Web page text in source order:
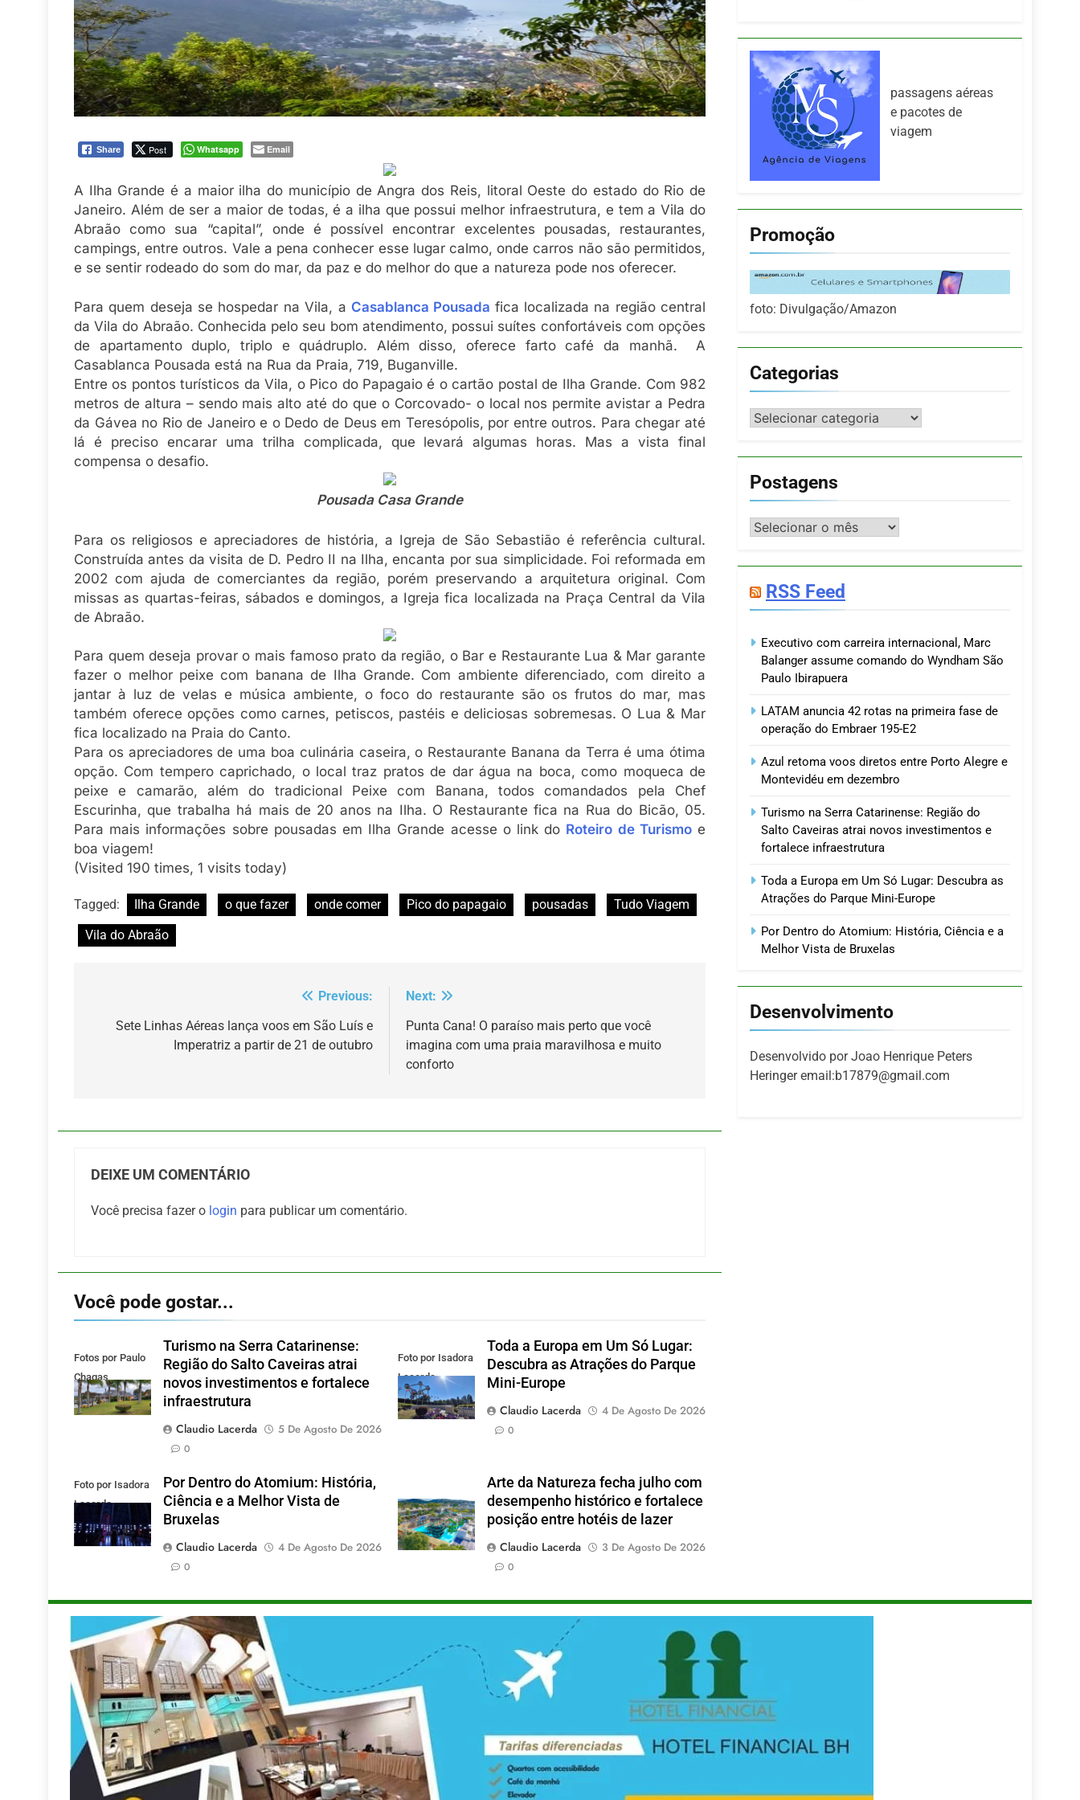
Share Post Whatsapp Email
A Ilha Grande é a maior ilha do município de Angra dos Reis, litoral Oeste do estado do Rio de
Janeiro. Além de ser a maior de todas, é a ilha que possui melhor infraestrutura, e tem a Vila do
Abraão como sua “capital”, onde é possível encontrar excelentes pousadas, restaurantes,
campings, entre outros. Vale a pena conhecer esse lugar calmo, onde carros não são permitidos,
e se sentir rodeado do som do mar, da paz e do melhor do que a natureza pode nos oferecer.
Para quem deseja se hospedar na Vila, a Casablanca Pousada fica localizada na região central
da Vila do Abraão. Conhecida pelo seu bom atendimento, possui suítes confortáveis com opções
de apartamento duplo, triplo e quádruplo. Além disso, oferece farto café da manhã. A
Casablanca Pousada está na Rua da Praia, 719, Buganville.
Entre os pontos turísticos da Vila, o Pico do Papagaio é o cartão postal de Ilha Grande. Com 982
metros de altura – sendo mais alto até do que o Corcovado- o local nos permite avistar a Pedra
da Gávea no Rio de Janeiro e o Dedo de Deus em Teresópolis, por entre outros. Para chegar até
lá é preciso encarar uma trilha complicada, que levará algumas horas. Mas a vista final
compensa o desafio.
Pousada Casa Grande
Para os religiosos e apreciadores de história, a Igreja de São Sebastião é referência cultural.
Construída antes da visita de D. Pedro II na Ilha, encanta por sua simplicidade. Foi reformada em
2002 com ajuda de comerciantes da região, porém preservando a arquitetura original. Com
missas as quartas-feiras, sábados e domingos, a Igreja fica localizada na Praça Central da Vila
de Abraão.
Para quem deseja provar o mais famoso prato da região, o Bar e Restaurante Lua & Mar garante
fazer o melhor peixe com banana de Ilha Grande. Com ambiente diferenciado, com direito a
jantar à luz de velas e música ambiente, o foco do restaurante são os frutos do mar, mas
também oferece opções como carnes, petiscos, pastéis e deliciosas sobremesas. O Lua & Mar
fica localizado na Praia do Canto.
Para os apreciadores de uma boa culinária caseira, o Restaurante Banana da Terra é uma ótima
opção. Com tempero caprichado, o local traz pratos de dar água na boca, como moqueca de
peixe e camarão, além do tradicional Peixe com Banana, todos comandados pela Chef
Escurinha, que trabalha há mais de 20 anos na Ilha. O Restaurante fica na Rua do Bicão, 05.
Para mais informações sobre pousadas em Ilha Grande acesse o link do Roteiro de Turismoe
boa viagem!
(Visited 190 times, 1 visits today)
Tagged: Ilha Grande o que fazer onde comer Pico do papagaio pousadas
Tudo Viagem
Vila do Abraão
Previous:
Sete Linhas Aéreas lança voos em São Luís e
Imperatriz a partir de 21 de outubro
Next:
Punta Cana! O paraíso mais perto que você
imagina com uma praia maravilhosa e muito
conforto
DEIXE UM COMENTÁRIO
Você precisa fazer o login para publicar um comentário.
Você pode gostar...
Fotos por Paulo
Chagas
Turismo na Serra Catarinense:
Região do Salto Caveiras atrai
novos investimentos e fortalece
infraestrutura
Claudio Lacerda
5 De Agosto De 2026
0
Foto por Isadora
Lacerda
Toda a Europa em Um Só Lugar:
Descubra as Atrações do Parque
Mini-Europe
Claudio Lacerda
4 De Agosto De 2026
0
Foto por Isadora
Lacerda
Por Dentro do Atomium: História,
Ciência e a Melhor Vista de
Bruxelas
Claudio Lacerda
4 De Agosto De 2026
0
Arte da Natureza fecha julho com
desempenho histórico e fortalece
posição entre hotéis de lazer
Claudio Lacerda
3 De Agosto De 2026
0
passagens aéreas
e pacotes de
viagem
Promoção
foto: Divulgação/Amazon
Categorias
Categorias
Postagens
Postagens
RSS Feed
Executivo com carreira internacional, Marc
Balanger assume comando do Wyndham São
Paulo Ibirapuera
LATAM anuncia 42 rotas na primeira fase de
operação do Embraer 195-E2
Azul retoma voos diretos entre Porto Alegre e
Montevidéu em dezembro
Turismo na Serra Catarinense: Região do
Salto Caveiras atrai novos investimentos e
fortalece infraestrutura
Toda a Europa em Um Só Lugar: Descubra as
Atrações do Parque Mini-Europe
Por Dentro do Atomium: História, Ciência e a
Melhor Vista de Bruxelas
Desenvolvimento
Desenvolvido por Joao Henrique Peters
Heringer email:b17879@gmail.com